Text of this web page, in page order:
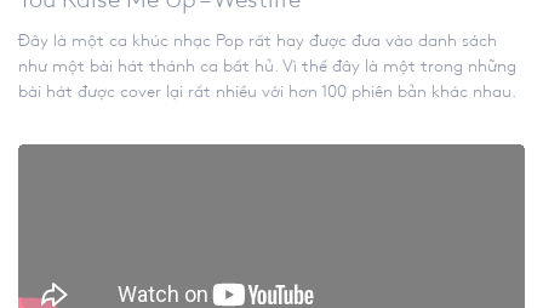
Đây là một ca khúc nhạc Pop rất hay được đưa vào danh sách
như một bài hát thánh ca bất hủ. Vì thế đây là một trong những
bài hát được cover lại rất nhiều với hơn 100 phiên bản khác nhau.